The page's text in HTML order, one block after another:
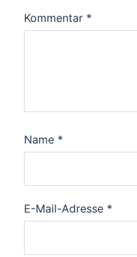
Kommentar *
Name *
E-Mail-Adresse *